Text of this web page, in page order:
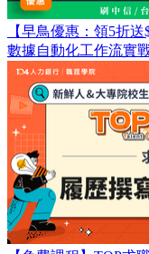
【早鳥優惠：領5折
數據自動化工作流實